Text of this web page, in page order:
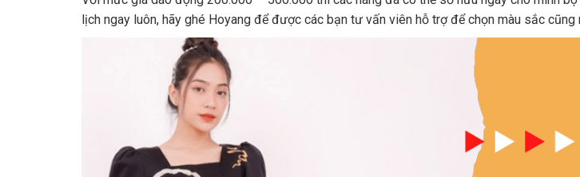
lịch ngay luôn, hãy ghé Hoyang để được các bạn tư vấn viên hỗ trợ để chọn màu sắc